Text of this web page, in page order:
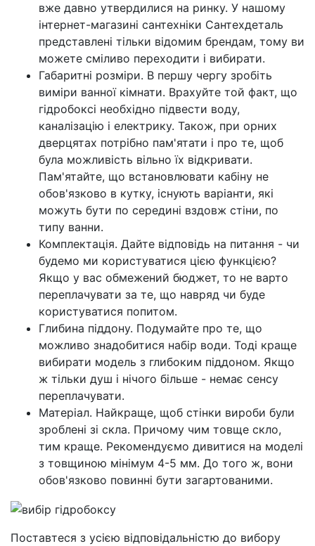
вже давно утвердилися на ринку. У нашому
інтернет-магазині сантехніки Сантехдеталь
представлені тільки відомим брендам, тому ви
можете сміливо переходити і вибирати.
Габаритні розміри. В першу чергу зробіть
виміри ванної кімнати. Врахуйте той факт, що
гідробоксі необхідно підвести воду,
каналізацію і електрику. Також, при орних
дверцятах потрібно пам'ятати і про те, щоб
була можливість вільно їх відкривати.
Пам'ятайте, що встановлювати кабіну не
обов'язково в кутку, існують варіанти, які
можуть бути по середині вздовж стіни, по
типу ванни.
Комплектація. Дайте відповідь на питання - чи
будемо ми користуватися цією функцією?
Якщо у вас обмежений бюджет, то не варто
переплачувати за те, що навряд чи буде
користуватися попитом.
Глибина піддону. Подумайте про те, що
можливо знадобитися набір води. Тоді краще
вибирати модель з глибоким піддоном. Якщо
ж тільки душ і нічого більше - немає сенсу
переплачувати.
Матеріал. Найкраще, щоб стінки вироби були
зроблені зі скла. Причому чим товще скло,
тим краще. Рекомендуємо дивитися на моделі
з товщиною мінімум 4-5 мм. До того ж, вони
обов'язково повинні бути загартованими.
Поставтеся з усією відповідальністю до вибору